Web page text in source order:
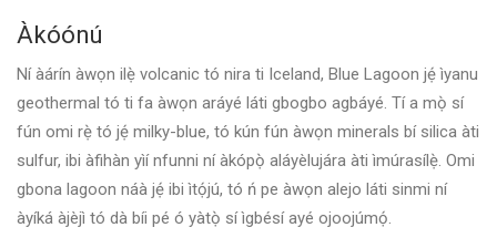
Àkóónú
Ní àárín àwọn ilẹ̀ volcanic tó nira ti Iceland, Blue Lagoon jẹ́ ìyanu
geothermal tó ti fa àwọn aráyé láti gbogbo agbáyé. Tí a mọ̀ sí
fún omi rẹ̀ tó jẹ́ milky-blue, tó kún fún àwọn minerals bí silica àti
sulfur, ibi àfihàn yìí nfunni ní àkópọ̀ aláyèlujára àti ìmúrasílẹ̀. Omi
gbona lagoon náà jẹ́ ibi ìtọ́jú, tó ń pe àwọn alejo láti sinmi ní
àyíká àjèjì tó dà bíi pé ó yàtọ̀ sí ìgbésí ayé ojoojúmọ́.